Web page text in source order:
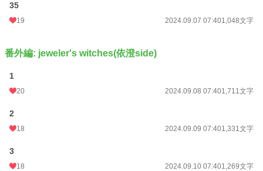
35
19 2024.09.07 07:401,048文字
番外編: jeweler's witches(依澄side)
1
20 2024.09.08 07:401,711文字
2
18 2024.09.09 07:401,331文字
3
18 2024.09.10 07:401,269文字